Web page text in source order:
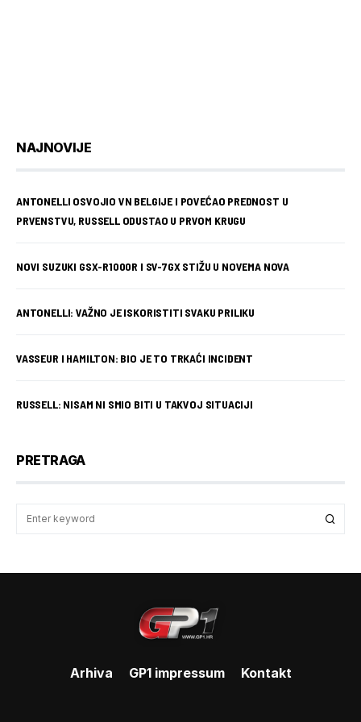
NAJNOVIJE
ANTONELLI OSVOJIO VN BELGIJE I POVEĆAO PREDNOST U
PRVENSTVU, RUSSELL ODUSTAO U PRVOM KRUGU
NOVI SUZUKI GSX-R1000R I SV-7GX STIŽU U NOVEMA NOVA
ANTONELLI: VAŽNO JE ISKORISTITI SVAKU PRILIKU
VASSEUR I HAMILTON: BIO JE TO TRKAĆI INCIDENT
RUSSELL: NISAM NI SMIO BITI U TAKVOJ SITUACIJI
PRETRAGA
Arhiva GP1 impressum Kontakt